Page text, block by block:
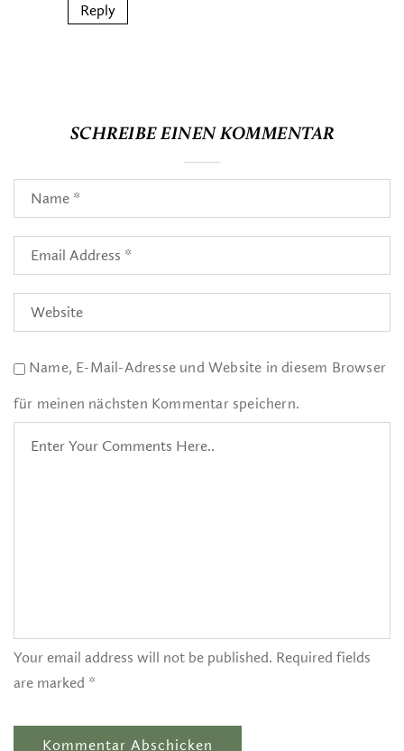
Reply
SCHREIBE EINEN KOMMENTAR
Name, E-Mail-Adresse und Website in diesem Browser
für meinen nächsten Kommentar speichern.
Your email address will not be published. Required fields
are marked *